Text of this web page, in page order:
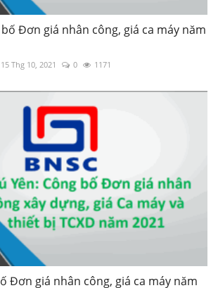
Đơn giá nhân công, giá ca máy năm
15 Thg 10, 2021 0 1171
Đơn giá nhân công, giá ca máy năm